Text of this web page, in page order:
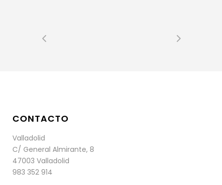
CONTACTO
Valladolid
C/ General Almirante, 8
47003 Valladolid
983 352 914